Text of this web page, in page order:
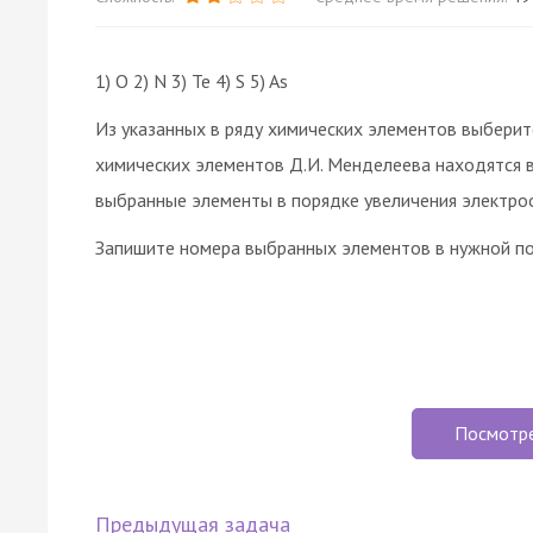
1) O 2) N 3) Te 4) S 5) As
Из указанных в ряду химических элементов
химических элементов Д.И. Менделеева находятся
выбранные элементы в порядке увеличения
Запишите номера выбранных элементов в нужной
Предыдущая задача